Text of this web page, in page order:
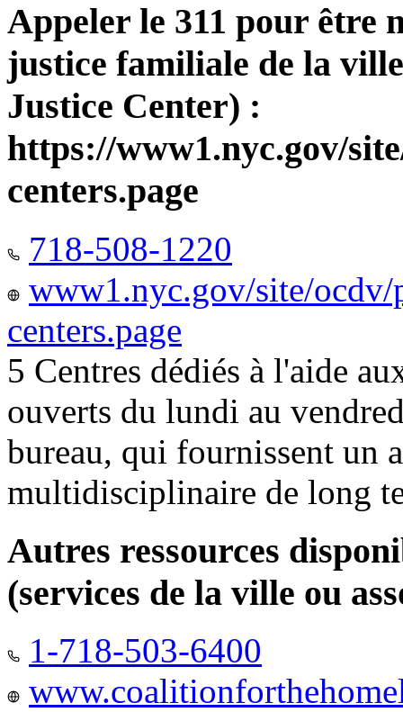
Appeler le 311 pour être
justice familiale de la
Justice Center) :
https://www1.nyc.gov/
centers.page
718-508-1220
www1.nyc.gov/site/
centers.page
5 Centres dédiés à l'aide
ouverts du lundi au
bureau, qui fournissent un
multidisciplinaire de long
Autres ressources
(services de la ville ou
1-718-503-6400